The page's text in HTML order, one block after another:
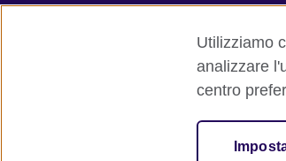
British Council global
L'organizzazione
Ente di
Utilizziamo
analizzare
centro